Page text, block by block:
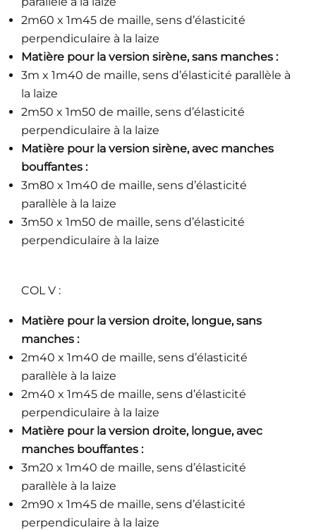
2m60 x 1m45 de maille, sens d’élasticité
perpendiculaire à la laize
Matière pour la version sirène, sans manches :
3m x 1m40 de maille, sens d’élasticité parallèle à
la laize
2m50 x 1m50 de maille, sens d’élasticité
perpendiculaire à la laize
Matière pour la version sirène, avec manches
bouffantes :
3m80 x 1m40 de maille, sens d’élasticité
parallèle à la laize
3m50 x 1m50 de maille, sens d’élasticité
perpendiculaire à la laize
COL V :
Matière pour la version droite, longue, sans
manches :
2m40 x 1m40 de maille, sens d’élasticité
parallèle à la laize
2m40 x 1m45 de maille, sens d’élasticité
perpendiculaire à la laize
Matière pour la version droite, longue, avec
manches bouffantes :
3m20 x 1m40 de maille, sens d’élasticité
parallèle à la laize
2m90 x 1m45 de maille, sens d’élasticité
perpendiculaire à la laize